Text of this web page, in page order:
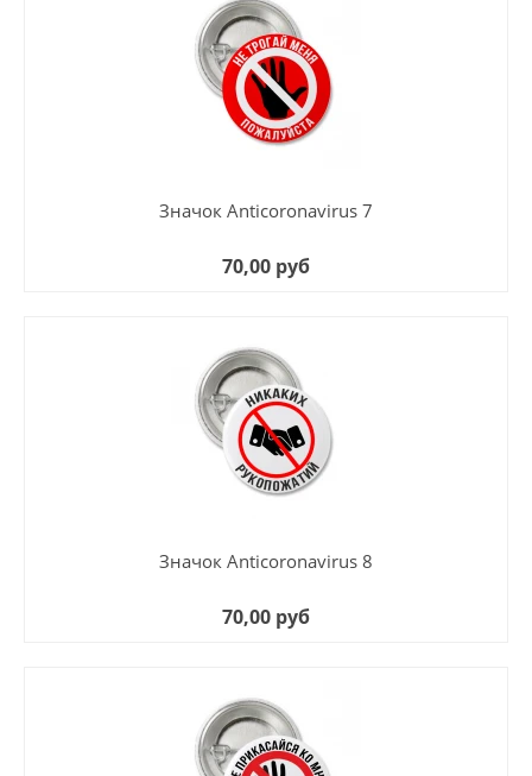
Значок Anticoronavirus 7
70,00 руб
Значок Anticoronavirus 8
70,00 руб